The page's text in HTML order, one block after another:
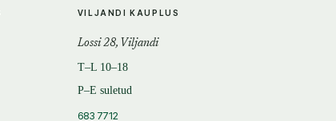
VILJANDI KAUPLUS
Lossi 28, Viljandi
T–L 10–18
P–E suletud
683 7712